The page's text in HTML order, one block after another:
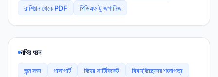
রাশিয়ান থেকে PDF
পিডিএফ টু জাপানিজ
নথির ধরন
জন্ম সনদ পাসপোর্ট বিয়ের সার্টিফিকেট
বিবাহবিচ্ছেদের শংসাপত্র